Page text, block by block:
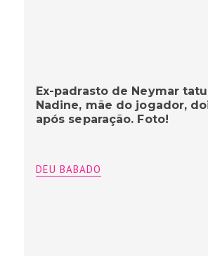
Ex-padrasto de Neymar
Nadine, mãe do jogador,
após separação. Foto!
DEU BABADO